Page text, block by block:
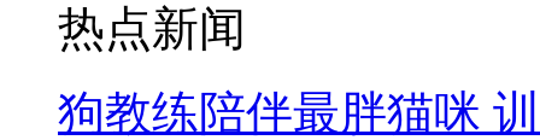
热点新闻
狗教练陪伴最胖猫咪